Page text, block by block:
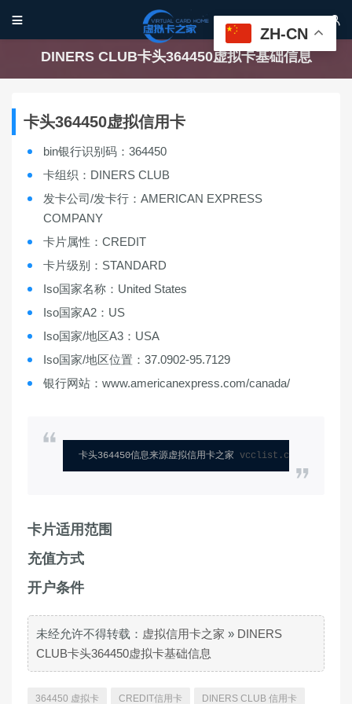
 
DINERS CLUB卡头364450虚拟卡基础信息
卡头364450虚拟信用卡
bin银行识别码：364450
卡组织：DINERS CLUB
发卡公司/发卡行：AMERICAN EXPRESS
COMPANY
卡片属性：CREDIT
卡片级别：STANDARD
Iso国家名称：United States
Iso国家A2：US
Iso国家/地区A3：USA
Iso国家/地区位置：37.0902-95.7129
银行网站：www.americanexpress.com/canada/
卡头364450信息来源虚拟信用卡之家 vcclist.com
卡片适用范围
充值方式
开户条件
未经允许不得转载： 虚拟信用卡之家 » DINERS
CLUB卡头364450虚拟卡基础信息
364450 虚拟卡 CREDIT信用卡 DINERS CLUB 信用卡
ZH-CN